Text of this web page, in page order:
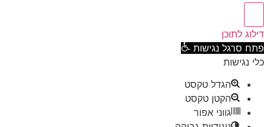
לתוכן
סרגל נגישות
נגישות
הגדל טקסט
הקטן טקסט
גווני אפור